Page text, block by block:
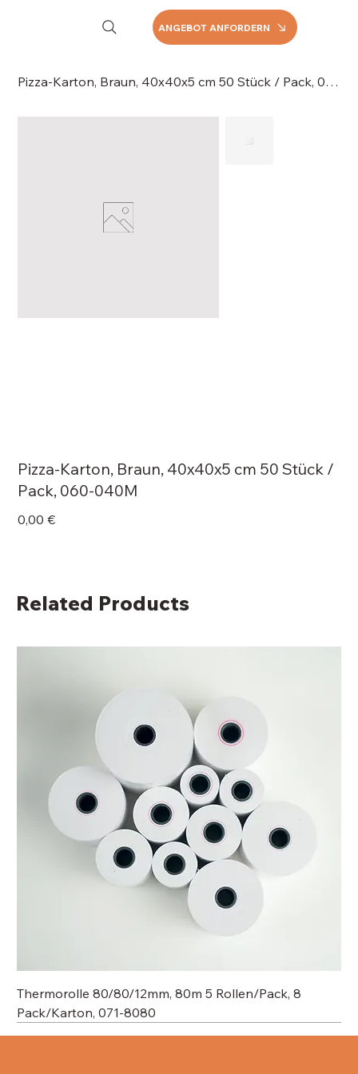
ANGEBOT ANFORDERN
Pizza-Karton, Braun, 40x40x5 cm 50 Stück / Pack, 060-040M
Pizza-Karton, Braun, 40x40x5 cm 50 Stück /
Pack, 060-040M
Price
0,00 €
Related Products
Thermorolle 80/80/12mm, 80m 5 Rollen/Pack, 8
Pack/Karton, 071-8080